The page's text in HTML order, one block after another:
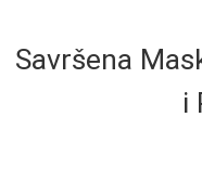
Savršena
i